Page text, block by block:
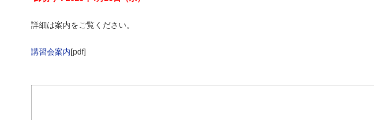
詳細は案内をご覧ください。
講習会案内[pdf]